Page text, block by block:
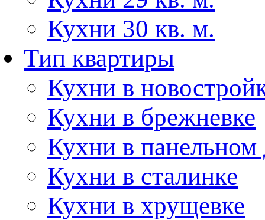
Кухни 30 кв. м.
Тип квартиры
Кухни в
Кухни в брежневке
Кухни в панельном
Кухни в сталинке
Кухни в хрущевке